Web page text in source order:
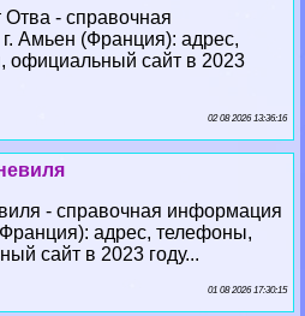
Отва - справочная
Амьен (Франция): адрес,
официальный сайт в 2023
02 08 2026 13:36:16
- справочная информация
адрес, телефоны,
сайт в 2023 году...
01 08 2026 17:30:15